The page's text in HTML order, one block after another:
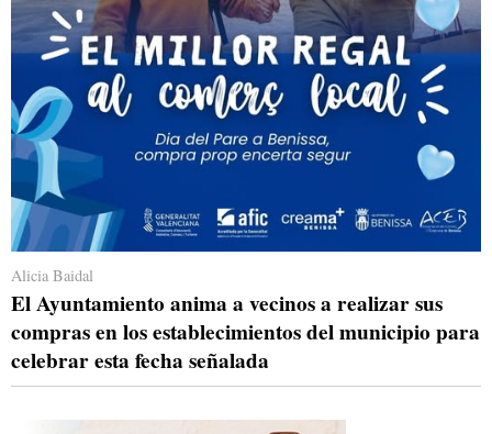
Alicia Baidal
El Ayuntamiento anima a vecinos a realizar sus
compras en los establecimientos del municipio para
celebrar esta fecha señalada